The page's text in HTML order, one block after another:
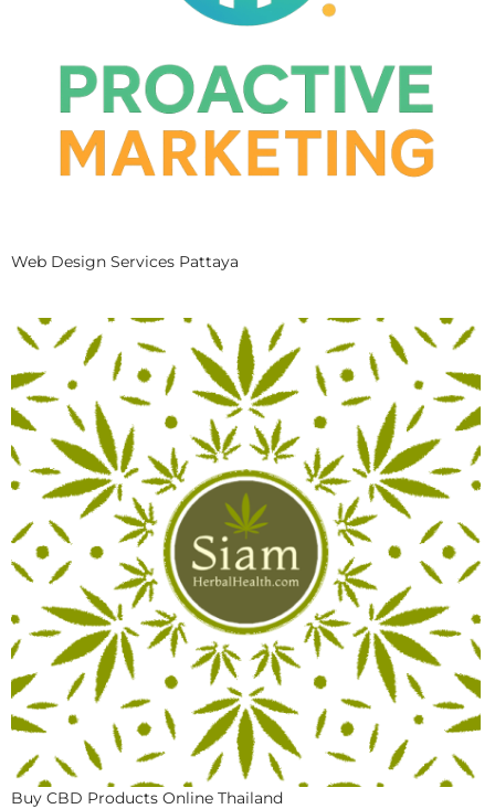
Web Design Services Pattaya
Buy CBD Products Online Thailand